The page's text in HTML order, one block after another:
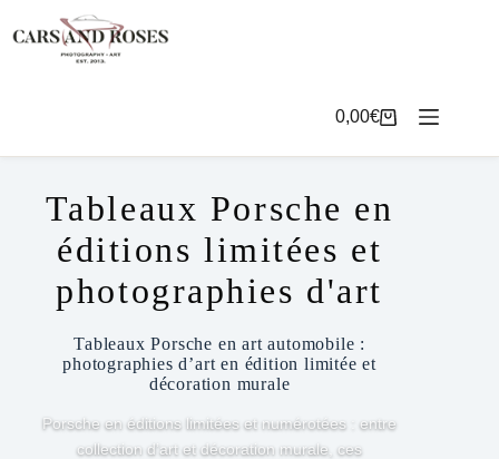
au
contenu
Panier
0,00€
Tableaux Porsche en
éditions limitées et
photographies d'art
Tableaux Porsche en art automobile :
photographies d’art en édition limitée et
décoration murale
Porsche en éditions limitées et numérotées : entre
collection d’art et décoration murale, ces